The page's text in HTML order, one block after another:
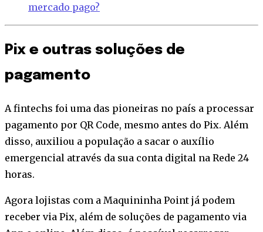
mercado pago?
Pix e outras soluções de
pagamento
A fintechs foi uma das pioneiras no país a processar
pagamento por QR Code, mesmo antes do Pix. Além
disso, auxiliou a população a sacar o auxílio
emergencial através da sua conta digital na Rede 24
horas.
Agora lojistas com a Maquininha Point já podem
receber via Pix, além de soluções de pagamento via